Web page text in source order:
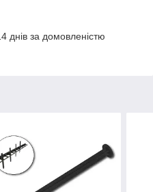
днів за домовленістю